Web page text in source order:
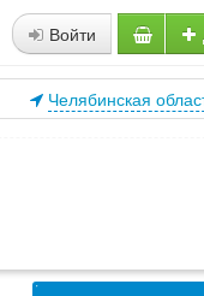
Войти
Челябинская